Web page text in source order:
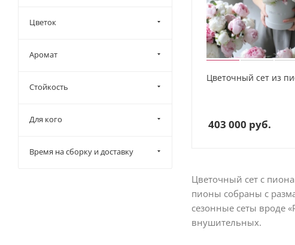
Цветочный сет из
403 000 руб.
Цветочный сет с
пионы собраны с
сезонные сеты вроде
внушительных.
Цветок
Аромат
Стойкость
Для кого
Время на сборку и доставку